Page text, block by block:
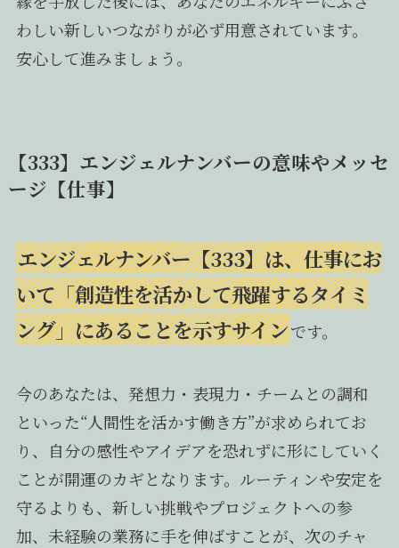
わしい新しいつながりが必ず用意されています。
安心して進みましょう。
【333】エンジェルナンバーの意味やメッセ
ージ【仕事】
エンジェルナンバー【333】は、仕事にお
いて「創造性を活かして飛躍するタイミ
ング」にあることを示すサインです。
今のあなたは、発想力・表現力・チームとの調和
といった“人間性を活かす働き方”が求められてお
り、自分の感性やアイデアを恐れずに形にしていく
ことが開運のカギとなります。ルーティンや安定を
守るよりも、新しい挑戦やプロジェクトへの参
加、未経験の業務に手を伸ばすことが、次のチャ